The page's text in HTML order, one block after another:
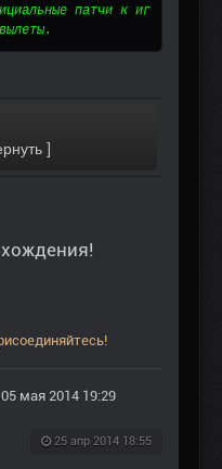
патчи к иг
мая 2014 19:29
25 апр 2014 18:55